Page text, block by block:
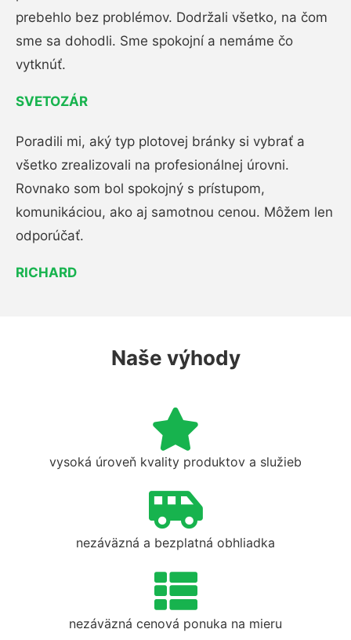
prebehlo bez problémov. Dodržali všetko, na čom
sme sa dohodli. Sme spokojní a nemáme čo
vytknúť.
SVETOZÁR
Poradili mi, aký typ plotovej bránky si vybrať a
všetko zrealizovali na profesionálnej úrovni.
Rovnako som bol spokojný s prístupom,
komunikáciou, ako aj samotnou cenou. Môžem len
odporúčať.
RICHARD
Naše výhody
vysoká úroveň kvality produktov a služieb
nezáväzná a bezplatná obhliadka
nezáväzná cenová ponuka na mieru